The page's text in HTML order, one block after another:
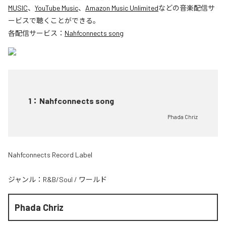
MUSIC、 YouTube Music、 Amazon Music Unlimitedなどの音楽配信サ
ービスで聴くことができる。
各配信サービス： Nahfconnects song
1 ： Nahfconnects song
Phada Chriz
Nahfconnects Record Label
ジャンル： R&B/Soul / ワールド
Phada Chriz